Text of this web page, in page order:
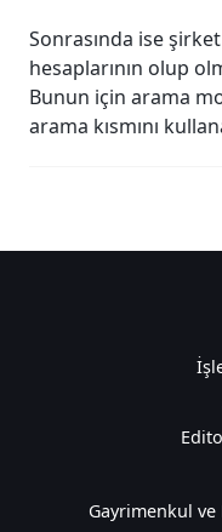
Sonrasında ise
hesaplarının olup
Bunun için arama
arama kısmını
Gayrimenkul ve